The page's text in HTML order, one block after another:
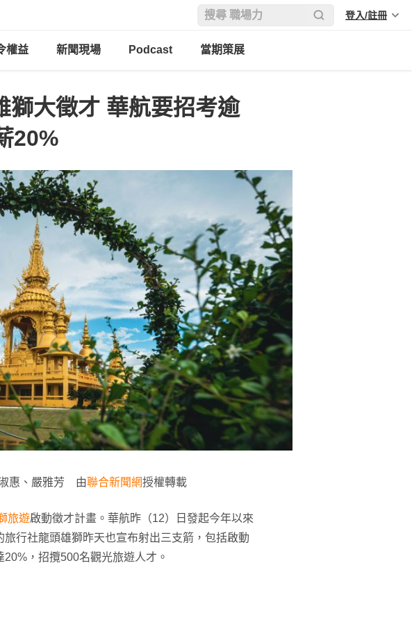
登入/註冊
權益 新聞現場 Podcast 當期策展
獅大徵才 華航要招考逾
20%
惠、嚴雅芳 由聯合新聞網授權轉載
旅遊啟動徵才計畫。華航昨（12）日發起今年以來
行社龍頭雄獅昨天也宣布射出三支箭，包括啟動
20%，招攬500名觀光旅遊人才。